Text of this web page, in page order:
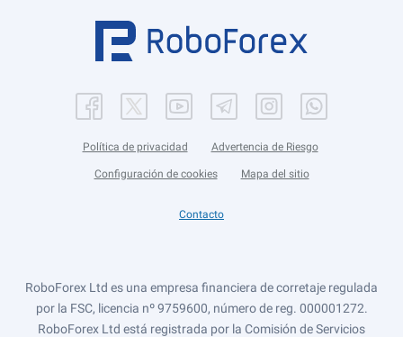
Política de privacidad Advertencia de Riesgo
Configuración de cookies Mapa del sitio
Contacto
RoboForex Ltd es una empresa financiera de corretaje regulada
por la FSC, licencia nº 9759600, número de reg. 000001272.
RoboForex Ltd está registrada por la Comisión de Servicios